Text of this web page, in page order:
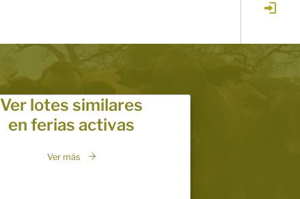
Ver lotes similares
en ferias activas
Ver más